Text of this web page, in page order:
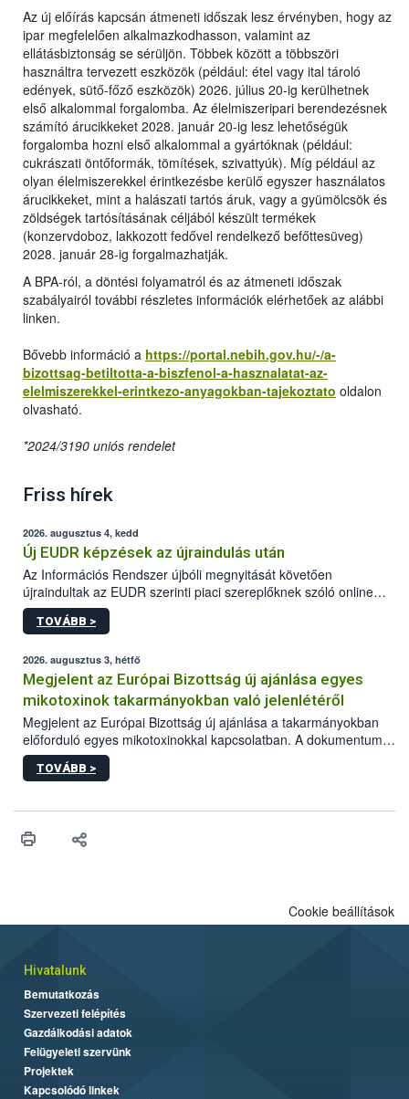
Az új előírás kapcsán átmeneti időszak lesz érvényben, hogy az
ipar megfelelően alkalmazkodhasson, valamint az
ellátásbiztonság se sérüljön. Többek között a többszöri
használtra tervezett eszközök (például: étel vagy ital tároló
edények, sütő-főző eszközök) 2026. július 20-ig kerülhetnek
első alkalommal forgalomba. Az élelmiszeripari berendezésnek
számító árucikkeket 2028. január 20-ig lesz lehetőségük
forgalomba hozni első alkalommal a gyártóknak (például:
cukrászati öntőformák, tömítések, szivattyúk). Míg például az
olyan élelmiszerekkel érintkezésbe kerülő egyszer használatos
árucikkeket, mint a halászati tartós áruk, vagy a gyümölcsök és
zöldségek tartósításának céljából készült termékek
(konzervdoboz, lakkozott fedővel rendelkező befőttesüveg)
2028. január 28-ig forgalmazhatják.
A BPA-ról, a döntési folyamatról és az átmeneti időszak
szabályairól további részletes információk elérhetőek az alábbi
linken.
Bővebb információ a https://portal.nebih.gov.hu/-/a-
bizottsag-betiltotta-a-biszfenol-a-hasznalatat-az-
elelmiszerekkel-erintkezo-anyagokban-tajekoztato oldalon
olvasható.
*2024/3190 uniós rendelet
Friss hírek
2026. augusztus 4, kedd
Új EUDR képzések az újraindulás után
Az Információs Rendszer újbóli megnyitását követően
újraindultak az EUDR szerinti piaci szereplőknek szóló online
képzések.
TOVÁBB >
2026. augusztus 3, hétfő
Megjelent az Európai Bizottság új ajánlása egyes
mikotoxinok takarmányokban való jelenlétéről
Megjelent az Európai Bizottság új ajánlása a takarmányokban
előforduló egyes mikotoxinokkal kapcsolatban. A dokumentum
2027-től új irányértékek alkalmazását írja elő, és a jelenleg
hatályos uniós ajánlások helyébe lép.
TOVÁBB >
Cookie beállítások
Hivatalunk
Bemutatkozás
Szervezeti felépítés
Gazdálkodási adatok
Felügyeleti szervünk
Projektek
Kapcsolódó linkek